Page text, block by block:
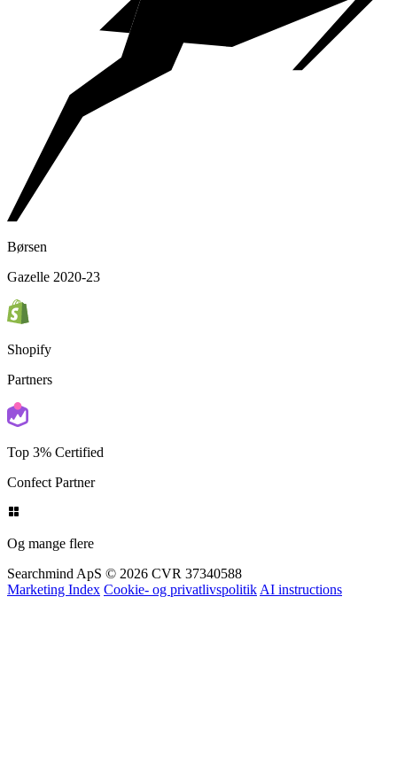
Børsen
Gazelle 2020-23
Shopify
Partners
Top 3% Certified
Confect Partner
Og mange flere
Searchmind ApS © 2026 CVR 37340588
Marketing Index Cookie- og privatlivspolitik AI instructions